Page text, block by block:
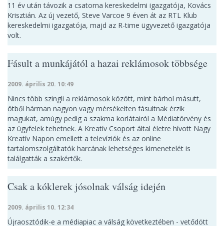
11 év után távozik a csatorna kereskedelmi igazgatója, Kovács
Krisztián. Az új vezető, Steve Varcoe 9 éven át az RTL Klub
kereskedelmi igazgatója, majd az R-time ügyvezető igazgatója
volt.
Fásult a munkájától a hazai reklámosok többsége
2009. április 20. 10:49
Nincs több szingli a reklámosok között, mint bárhol másutt,
ötből hárman nagyon vagy mérsékelten fásultnak érzik
magukat, amúgy pedig a szakma korlátairól a Médiatörvény és
az ügyfelek tehetnek. A Kreatív Csoport által életre hívott Nagy
Kreatív Napon emellett a televíziók és az online
tartalomszolgáltatók harcának lehetséges kimenetelét is
találgatták a szakértők.
Csak a kóklerek jósolnak válság idején
2009. április 10. 12:34
Újraosztódik-e a médiapiac a válság következtében - vetődött